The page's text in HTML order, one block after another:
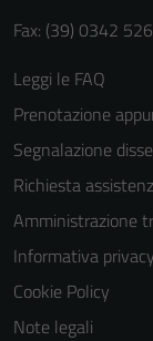
Fax: (39) 0342
Leggi le FAQ
Prenotazione
Segnalazione
Richiesta
Amministrazione
Informativa privacy
Cookie Policy
Note legali